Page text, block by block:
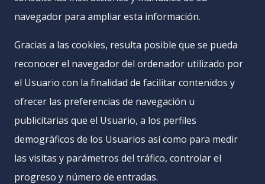
navegador para ampliar esta información.
Gracias a las cookies, resulta posible que se pueda
reconocer el navegador del ordenador utilizado por
el Usuario con la finalidad de facilitar contenidos y
ofrecer las preferencias de navegación u
publicitarias que el Usuario, a los perfiles
demográficos de los Usuarios así como para medir
las visitas y parámetros del tráfico, controlar el
progreso y número de entradas.